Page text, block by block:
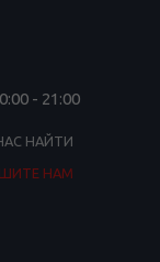
- 21:00
НАЙТИ
НАМ